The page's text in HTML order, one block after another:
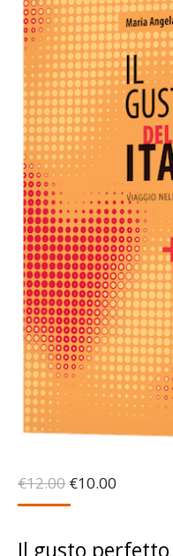
€12.00 Original
price
€12.00.
€10.00
είναι:
Il gusto perfetto